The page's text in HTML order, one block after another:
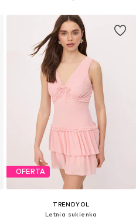
OFERTA
TRENDYOL
Letnia sukienka